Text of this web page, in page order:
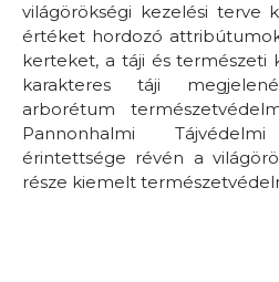
világörökségi kezelési terve
értéket hordozó
kerteket, a táji és természeti
karakteres táji
arborétum
Pannonhalmi
érintettsége révén a
része kiemelt